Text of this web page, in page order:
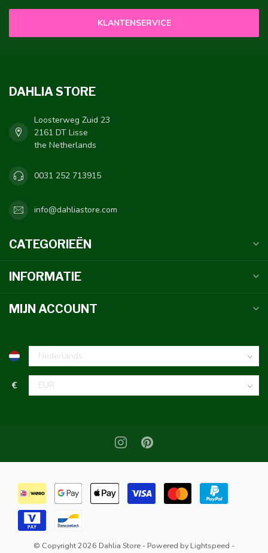
KLANTENSERVICE
DAHLIA STORE
Loosterweg Zuid 23
2161 DT Lisse
the Netherlands
0031 252 713915
info@dahliastore.com
CATEGORIEËN
INFORMATIE
MIJN ACCOUNT
€
© Copyright 2026 Dahlia Store - Powered by Lightspeed -